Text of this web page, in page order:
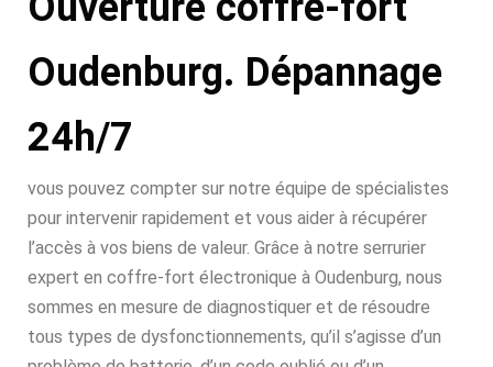
Oudenburg. Dépannage
24h/7
vous pouvez compter sur notre équipe de spécialistes
pour intervenir rapidement et vous aider à récupérer
l’accès à vos biens de valeur. Grâce à notre serrurier
expert en coffre-fort électronique à Oudenburg, nous
sommes en mesure de diagnostiquer et de résoudre
tous types de dysfonctionnements, qu’il s’agisse d’un